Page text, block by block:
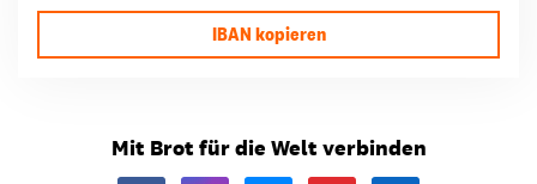
IBAN kopieren
Mit Brot für die Welt verbinden